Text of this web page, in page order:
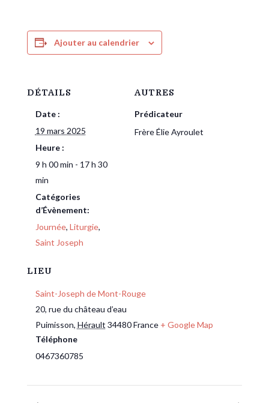
Ajouter au calendrier
DÉTAILS
Date :
19 mars 2025
Heure :
9 h 00 min - 17 h 30
min
Catégories
d’Évènement:
Journée, Liturgie,
Saint Joseph
LIEU
Saint-Joseph de Mont-Rouge
20, rue du château d’eau
Puimisson, Hérault 34480France + Google Map
Téléphone
0467360785
AUTRES
Prédicateur
Frère Élie Ayroulet